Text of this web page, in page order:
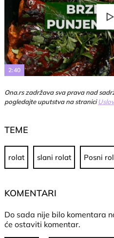
2:40
Ona.rs zadržava sva prava nad
pogledajte uputstva na stranici
TEME
rolat slani rolat Posni
KOMENTARI
Do sada nije bilo komentara
će ostaviti komentar.